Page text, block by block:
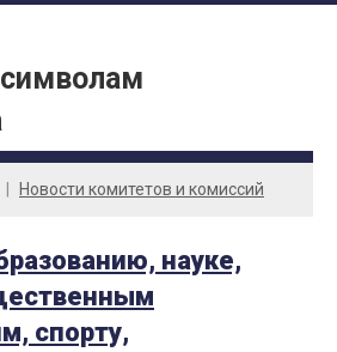
Новости комитетов и комиссий
науке,
спорту,